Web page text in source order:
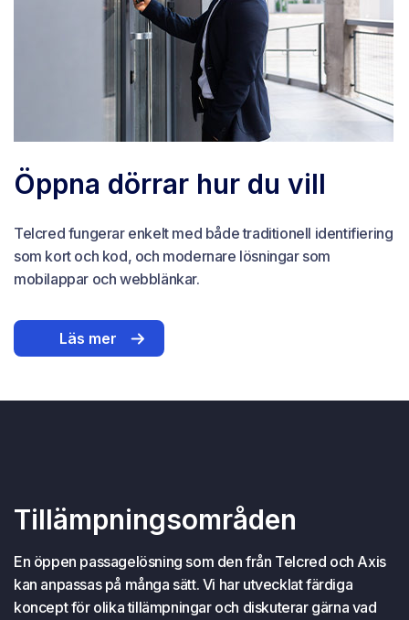
Öppna dörrar hur du vill
Telcred fungerar enkelt med både traditionell identifiering
som kort och kod, och modernare lösningar som
mobilappar och webblänkar.
Läs mer
Tillämpningsområden
En öppen passagelösning som den från Telcred och Axis
kan anpassas på många sätt. Vi har utvecklat färdiga
koncept för olika tillämpningar och diskuterar gärna vad